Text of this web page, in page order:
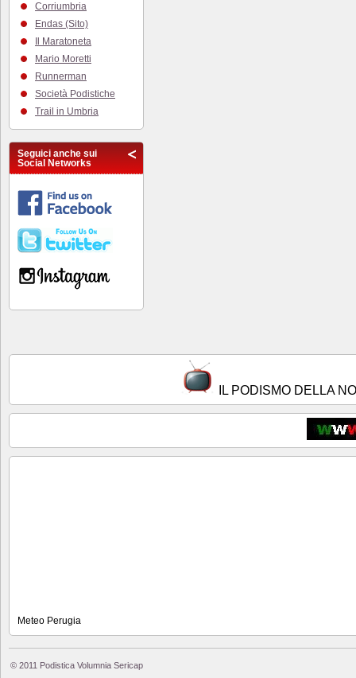
Corriumbria
Endas (Sito)
Il Maratoneta
Mario Moretti
Runnerman
Società Podistiche
Trail in Umbria
Seguici anche sui
Social Networks
IL PODISMO DELLA
Meteo Perugia
© 2011 Podistica Volumnia Sericap